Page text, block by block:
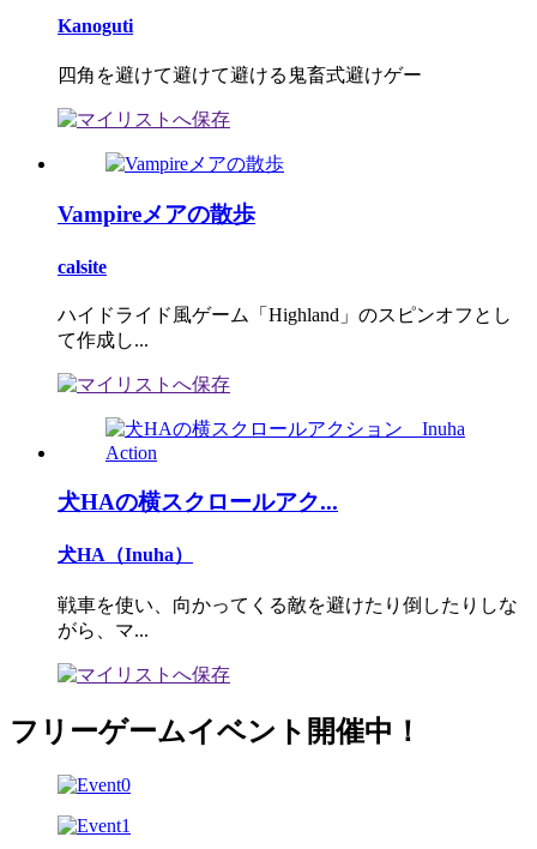
Kanoguti
四角を避けて避けて避ける鬼畜式避けゲー
Vampireメアの散歩
calsite
ハイドライド風ゲーム「Highland」のスピンオフとし
て作成し...
犬HAの横スクロールアク...
犬HA（Inuha）
戦車を使い、向かってくる敵を避けたり倒したりしな
がら、マ...
フリーゲームイベント開催中！